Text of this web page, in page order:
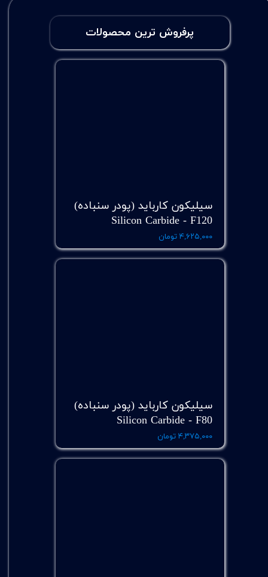
سیلیکون کارباید (پودر سنباده)
Silicon Carbide - F120
۴,۶۲۵,۰۰۰ تومان
سیلیکون کارباید (پودر سنباده)
Silicon Carbide - F80
۴,۳۷۵,۰۰۰ تومان
پرفروش ترین محصولات